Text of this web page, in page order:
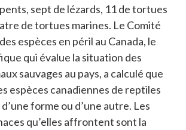
sept de lézards, 11 de tortues
de tortues marines. Le Comité
espèces en péril au Canada, le
qui évalue la situation des
sauvages au pays, a calculé que
espèces canadiennes de reptiles
forme ou d’une autre. Les
qu’elles affrontent sont la